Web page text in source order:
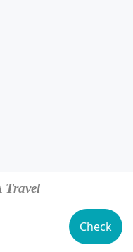
Check
Travel